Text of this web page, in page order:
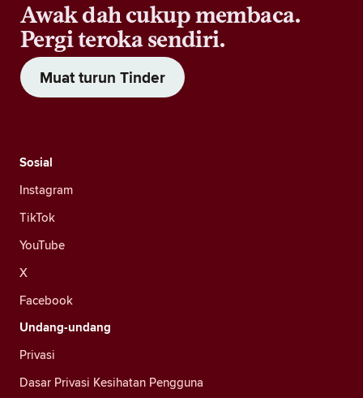
Awak dah cukup membaca.
Pergi teroka sendiri.
Muat turun Tinder
Sosial
Instagram
TikTok
YouTube
X
Facebook
Undang-undang
Privasi
Dasar Privasi Kesihatan Pengguna